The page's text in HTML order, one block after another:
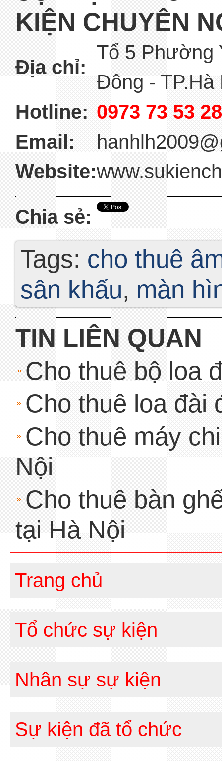
KIỆN CHUYÊN
Địa chỉ:
Tổ 5 Phường
Đông - TP.Hà
Hotline: 0973 73 53 28
Email:
Website:
Chia sẻ:
Tags: cho thuê
sân khấu, màn
TIN LIÊN QUAN
Cho thuê bộ loa
Cho thuê loa đài
Cho thuê máy
Nội
Cho thuê bàn
tại Hà Nội
Trang chủ
Tổ chức sự kiện
Nhân sự sự kiện
Sự kiện đã tổ chức